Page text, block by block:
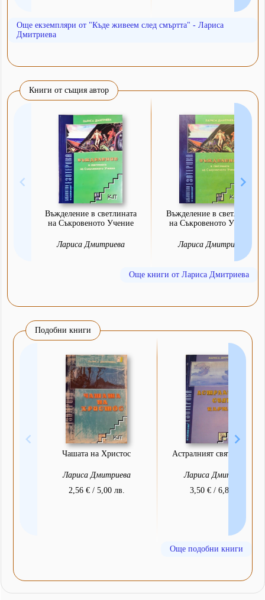
Още екземпляри от "Къде живеем след смъртта" - Лариса
Дмитриева
Книги от същия автор
Въжделение в светлината
на Съкровеното Учение
Лариса Дмитриева
Въжделение в светлината
на Съкровеното Учение
Лариса Дмитриева
Още книги от Лариса Дмитриева
Подобни книги
Чашата на Христос
Лариса Дмитриева
2,56 € / 5,00 лв.
Астралният свят. Карма 3
Лариса Дмитриева
3,50 € / 6,85 лв.
Още подобни книги